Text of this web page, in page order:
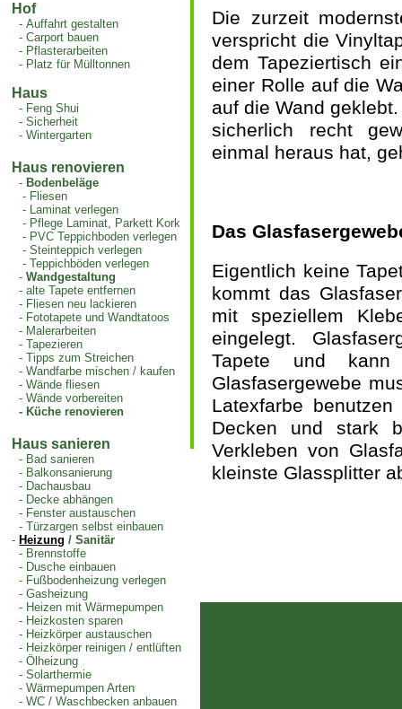
Hof
-Auffahrt gestalten
-Carport bauen
- Pflasterarbeiten
- Platz für Mülltonnen
Haus
- Feng Shui
-Sicherheit
-Wintergarten
Haus renovieren
- Bodenbeläge
- Fliesen
- Laminat verlegen
- Pflege Laminat, Parkett Kork
- PVC Teppichboden verlegen
-Steinteppich verlegen
-Teppichböden verlegen
-Wandgestaltung
-alte Tapete entfernen
- Fliesen neu lackieren
- Fototapete und Wandtatoos
- Malerarbeiten
-Tapezieren
-Tipps zum Streichen
-Wandfarbe mischen / kaufen
-Wände fliesen
-Wände vorbereiten
- Küche renovieren
Haus sanieren
- Bad sanieren
- Balkonsanierung
- Dachausbau
- Decke abhängen
- Fenster austauschen
-Türzargen selbst einbauen
- Heizung / Sanitär
- Brennstoffe
- Dusche einbauen
- Fußbodenheizung verlegen
-Gasheizung
- Heizen mit Wärmepumpen
- Heizkosten sparen
- Heizkörper austauschen
- Heizkörper reinigen / entlüften
-Ölheizung
-Solarthermie
-Wärmepumpen Arten
-WC / Waschbecken anbauen
Die zurzeit
verspricht die
dem Tapeziertisch
einer Rolle auf die
auf die Wand
sicherlich recht
einmal heraus hat,
Das
Eigentlich keine
kommt das
mit speziellem
eingelegt.
Tapete und kann
Glasfasergewebe
Latexfarbe
Decken und stark
Verkleben von
kleinste Glassplitter